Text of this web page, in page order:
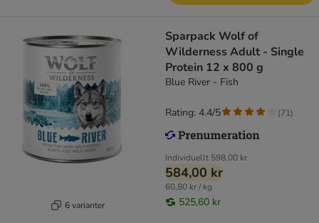
6 varianter
Sparpack Wolf of
Wilderness Adult - Single
Protein 12 x 800 g
Blue River - Fish
Individuellt 598,00 kr
584,00 kr
60,80 kr / kg
525,60 kr
Rating: 4.4/5 (71)